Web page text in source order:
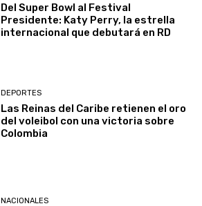
Del Super Bowl al Festival
Presidente: Katy Perry, la estrella
internacional que debutará en RD
DEPORTES
Las Reinas del Caribe retienen el oro
del voleibol con una victoria sobre
Colombia
NACIONALES